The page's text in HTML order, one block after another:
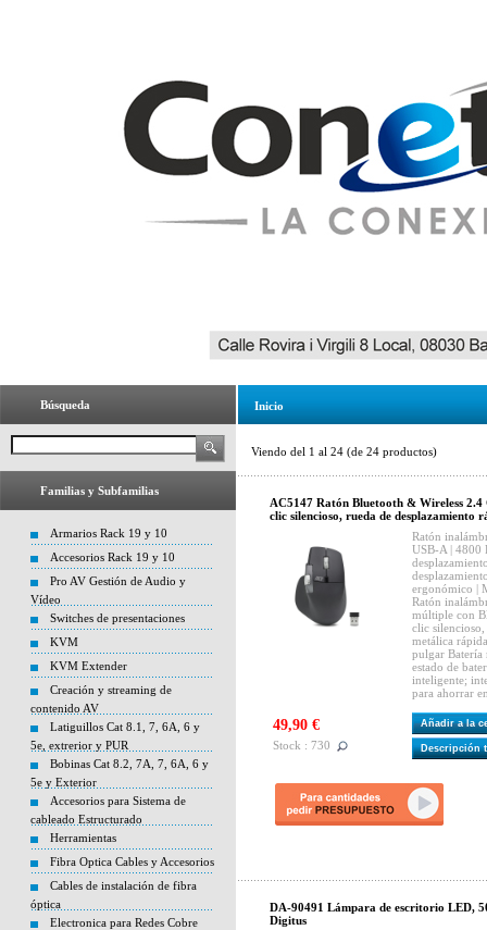
Búsqueda
Familias y Subfamilias
Armarios Rack 19 y 10
Accesorios Rack 19 y 10
Pro AV Gestión de Audio y
Vídeo
Switches de presentaciones
KVM
KVM Extender
Creación y streaming de
contenido AV
Latiguillos Cat 8.1, 7, 6A, 6 y
5e, extrerior y PUR
Bobinas Cat 8.2, 7A, 7, 6A, 6 y
5e y Exterior
Accesorios para Sistema de
cableado Estructurado
Herramientas
Fibra Optica Cables y Accesorios
Cables de instalación de fibra
óptica
Electronica para Redes Cobre
Inicio
Viendo del 1 al 24 (de 24 productos)
AC5147 Ratón Bluetooth & Wireless
clic silencioso, rueda de desplazamiento
Ratón
USB-A | 4800
ergonómico |
Ratón
múltiple con
clic silencioso,
metálica
pulgar Batería
estado de
inteligente;
para ahorrar
49,90 €
Stock : 730
Añadir a la
Descripción
DA-90491 Lámpara de escritorio LED,
Digitus